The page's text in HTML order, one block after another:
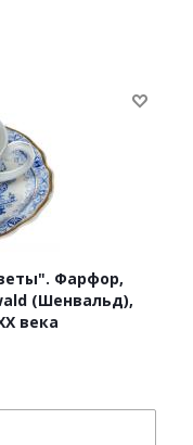
Фарфор,
(Шенвальд),
века